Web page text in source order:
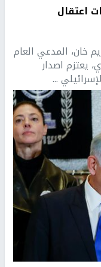
اعتقال
خان، المدعي العام
يعتزم اصدار
...